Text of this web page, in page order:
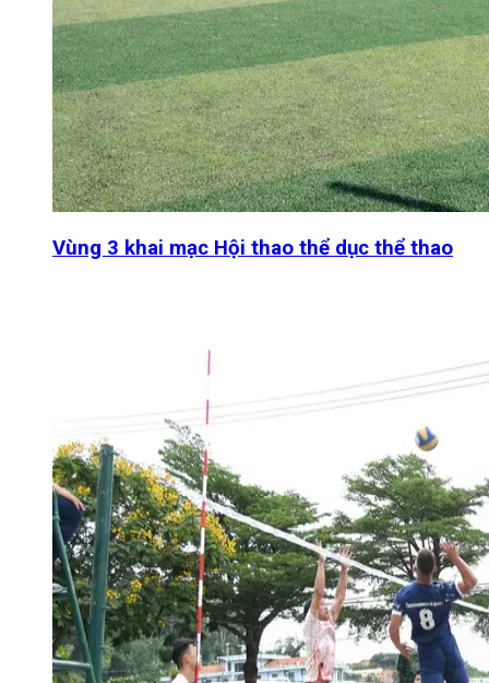
Vùng 3 khai mạc Hội thao thể dục thể thao